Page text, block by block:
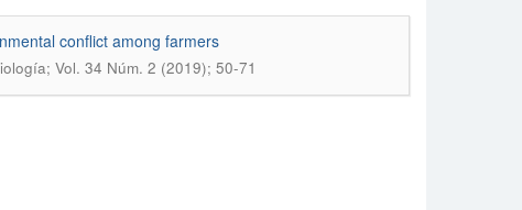
conflict among farmers
Vol. 34 Núm. 2 (2019); 50-71